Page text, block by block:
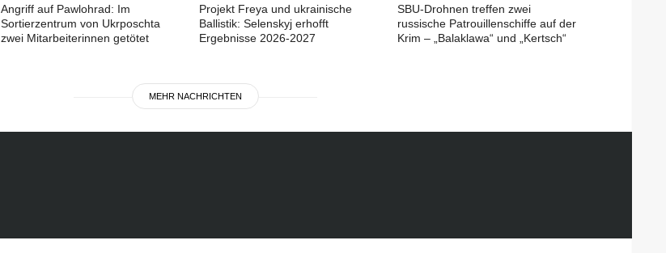
Angriff auf Pawlohrad: Im
Sortierzentrum von Ukrposchta
zwei Mitarbeiterinnen getötet
Projekt Freya und ukrainische
Ballistik: Selenskyj erhofft
Ergebnisse 2026-2027
SBU-Drohnen treffen zwei
russische Patrouillenschiffe auf der
Krim – „Balaklawa“ und „Kertsch“
MEHR NACHRICHTEN